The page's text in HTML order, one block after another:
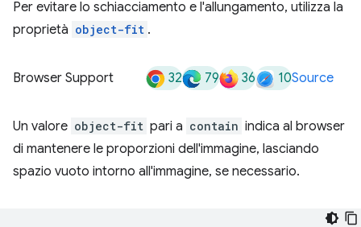
Per evitare lo schiacciamento e l'allungamento, utilizza la
proprietà object-fit .
Browser Support 32 79 36 10Source
Un valore object-fit pari a contain indica al browser
di mantenere le proporzioni dell'immagine, lasciando
spazio vuoto intorno all'immagine, se necessario.